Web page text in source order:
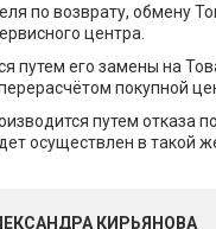
по возврату, обмену
центра.
путем его замены на
покупной
путем отказа
осуществлен в такой
КИРЬЯНОВА